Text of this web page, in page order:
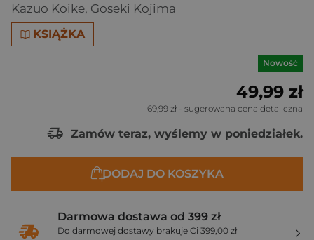
Kazuo Koike, Goseki Kojima
KSIĄŻKA
Nowość
49,99 zł
69,99 zł - sugerowana cena detaliczna
Zamów teraz, wyślemy w poniedziałek.
DODAJ DO KOSZYKA
Darmowa dostawa od 399 zł
Do darmowej dostawy brakuje Ci 399,00 zł